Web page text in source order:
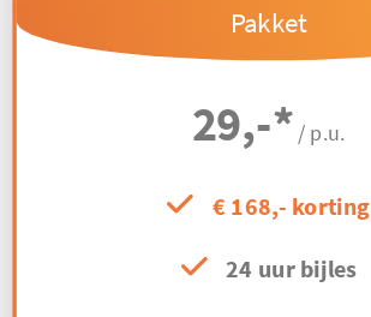
Pakket
29,-* / p.u.
€ 168,- korting
24 uur bijles